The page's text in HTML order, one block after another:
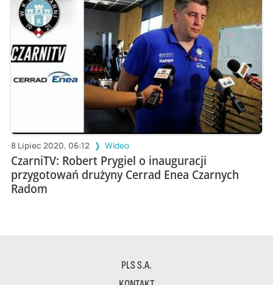
8 Lipiec 2020, 06:12 Wideo
CzarniTV: Robert Prygiel o inauguracji
przygotowań drużyny Cerrad Enea Czarnych
Radom
PLS S.A.